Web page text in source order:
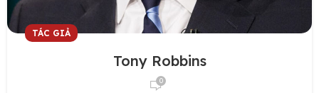
TÁC GIẢ
Tony Robbins
0